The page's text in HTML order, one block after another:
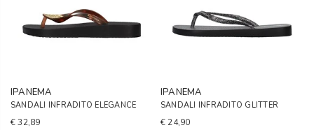
IPANEMA
SANDALI INFRADITO ELEGANCE
€ 32,89
IPANEMA
SANDALI INFRADITO GLITTER
€ 24,90